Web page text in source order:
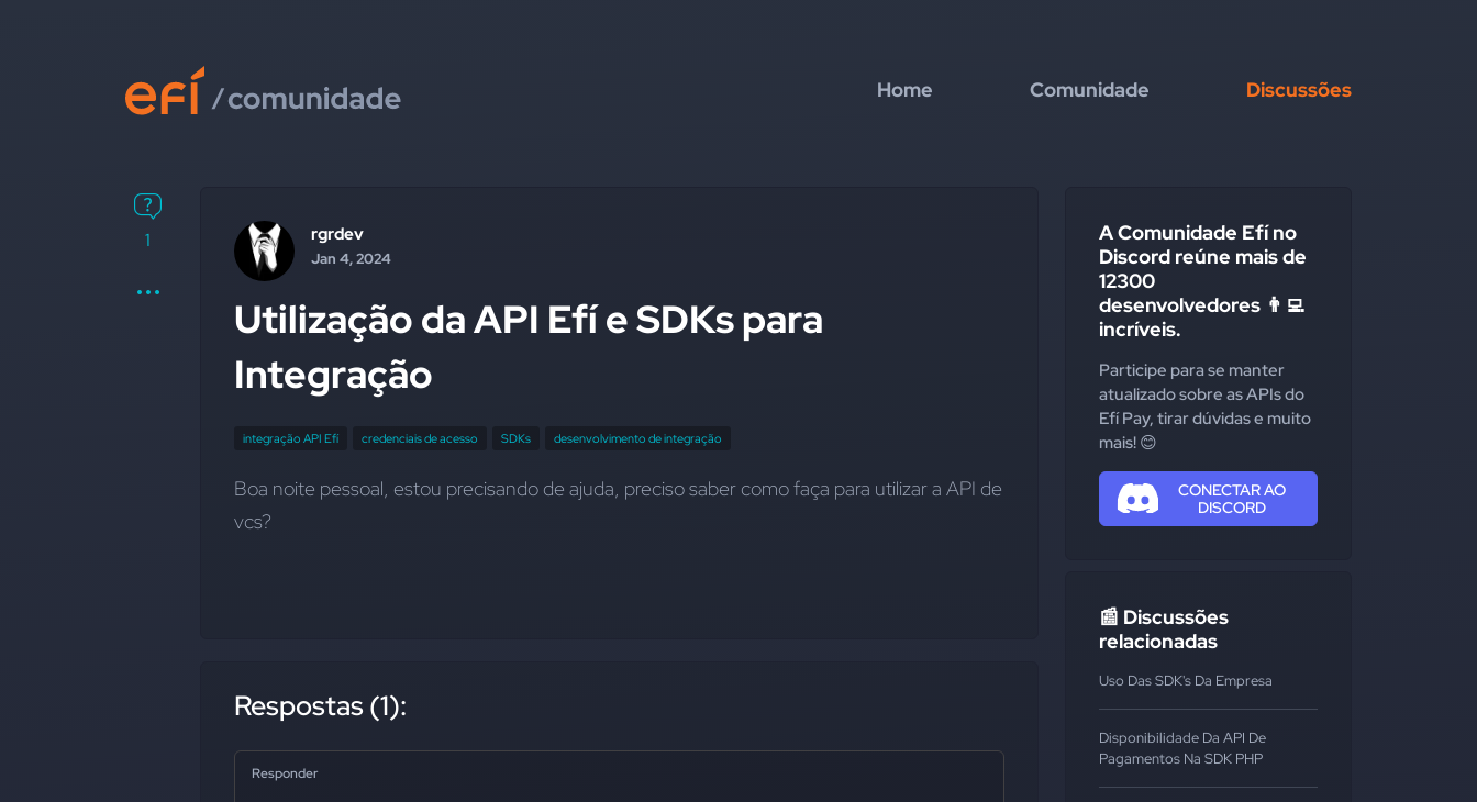
Home Comunidade Discussões
1 rgrdev
Jan 4, 2024
Utilização da API Efí e SDKs para
Integração
integração API Efí credenciais de acesso SDKs desenvolvimento de integração
Boa noite pessoal, estou precisando de ajuda, preciso saber como faça para utilizar a API de
vcs?
Respostas (1):
Responder
A Comunidade Efí no
Discord reúne mais de
12300
desenvolvedores 👨‍💻
incríveis.
Participe para se manter
atualizado sobre as APIs do
Efí Pay, tirar dúvidas e muito
mais! 😊
CONECTAR AO
DISCORD
📰 Discussões
relacionadas
Uso Das SDK's Da Empresa
Disponibilidade Da API De
Pagamentos Na SDK PHP